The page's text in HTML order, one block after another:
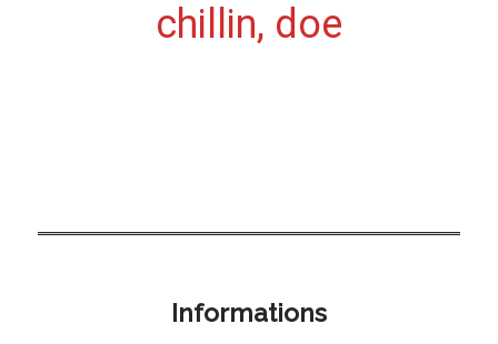
chillin, doe
Informations